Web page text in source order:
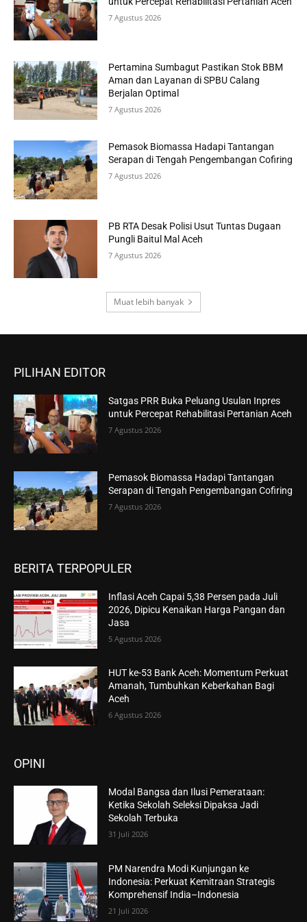
7 Agustus 2026
Pertamina Sumbagut Pastikan Stok BBM
Aman dan Layanan di SPBU Calang
Berjalan Optimal
7 Agustus 2026
Pemasok Biomassa Hadapi Tantangan
Serapan di Tengah Pengembangan Cofiring
7 Agustus 2026
PB RTA Desak Polisi Usut Tuntas Dugaan
Pungli Baitul Mal Aceh
7 Agustus 2026
Muat lebih banyak
PILIHAN EDITOR
Satgas PRR Buka Peluang Usulan Inpres
untuk Percepat Rehabilitasi Pertanian Aceh
7 Agustus 2026
Pemasok Biomassa Hadapi Tantangan
Serapan di Tengah Pengembangan Cofiring
7 Agustus 2026
BERITA TERPOPULER
Inflasi Aceh Capai 5,38 Persen pada Juli
2026, Dipicu Kenaikan Harga Pangan dan
Jasa
5 Agustus 2026
HUT ke-53 Bank Aceh: Momentum Perkuat
Amanah, Tumbuhkan Keberkahan Bagi
Aceh
6 Agustus 2026
OPINI
Modal Bangsa dan Ilusi Pemerataan:
Ketika Sekolah Seleksi Dipaksa Jadi
Sekolah Terbuka
31 Juli 2026
PM Narendra Modi Kunjungan ke
Indonesia: Perkuat Kemitraan Strategis
Komprehensif India–Indonesia
21 Juli 2026